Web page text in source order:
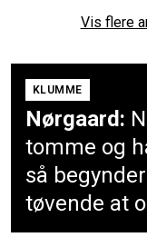
Vis flere
KLUMME
Nørgaard:
tomme og
så
tøvende at